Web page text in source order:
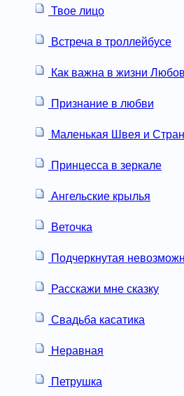
Твое лицо
Встреча в троллейбусе
Как важна в жизни
Признание в любви
Маленькая Швея и
Принцесса в зеркале
Ангельские крылья
Веточка
Подчеркнутая
Расскажи мне сказку
Свадьба касатика
Неравная
Петрушка